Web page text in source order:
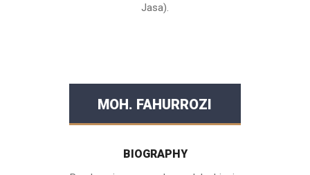
Jasa).
MOH. FAHURROZI
BIOGRAPHY